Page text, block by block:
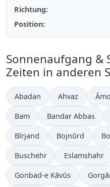
Richtung:
Position:
Sonnenaufgang &
Zeiten in anderen
Abadan Ahvaz
Bam Bandar Abbas
Bīrjand Bojnūrd
Buschehr Eslamshahr
Gonbad-e Kāvūs